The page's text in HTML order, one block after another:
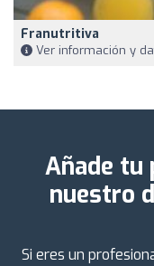
Franutritiva
Ver información y
Añade tu
nuestro
Si eres un